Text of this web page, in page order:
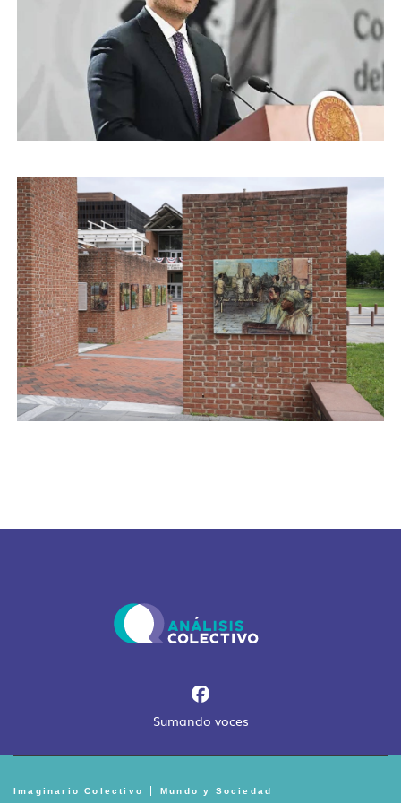
Sumando voces
Imaginario Colectivo Mundo y Sociedad